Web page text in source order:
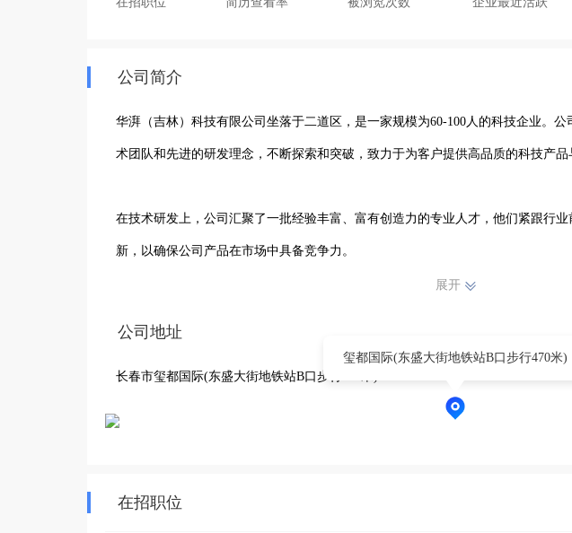
公司简介
华湃（吉林）科技有限公司坐落于二道区，是一家规模为60-100人的科技企业。
术团队和先进的研发理念，不断探索和突破，致力于为客户提供高品质的科技产品
在技术研发上，公司汇聚了一批经验丰富、富有创造力的专业人才，他们紧跟行
新，以确保公司产品在市场中具备竞争力。
的产品。通过不断优化服务流程，提升服务水平，赢得了客户的广泛认可和信赖。
华湃（吉林）科技有限公司将继续秉持科技创新、品质至上的理念，不断提升自身
展开
公司地址
长春市玺都国际(东盛大街地铁站B口步行470米)
玺都国际(东盛大街地铁站B口步行470米)
在招职位